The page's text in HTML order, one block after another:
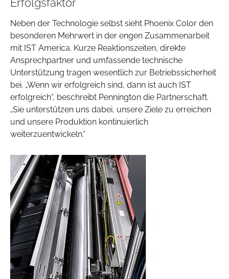
Neben der Technologie selbst sieht Phoenix Color den
besonderen Mehrwert in der engen Zusammenarbeit
mit IST America. Kurze Reaktionszeiten, direkte
Ansprechpartner und umfassende technische
Unterstützung tragen wesentlich zur Betriebssicherheit
bei. „Wenn wir erfolgreich sind, dann ist auch IST
erfolgreich“, beschreibt Pennington die Partnerschaft.
„Sie unterstützen uns dabei, unsere Ziele zu erreichen
und unsere Produktion kontinuierlich
weiterzuentwickeln.“